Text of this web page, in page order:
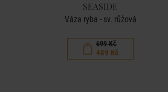
SEASIDE
Váza ryba - sv. růžová
699 Kč
489 Kč